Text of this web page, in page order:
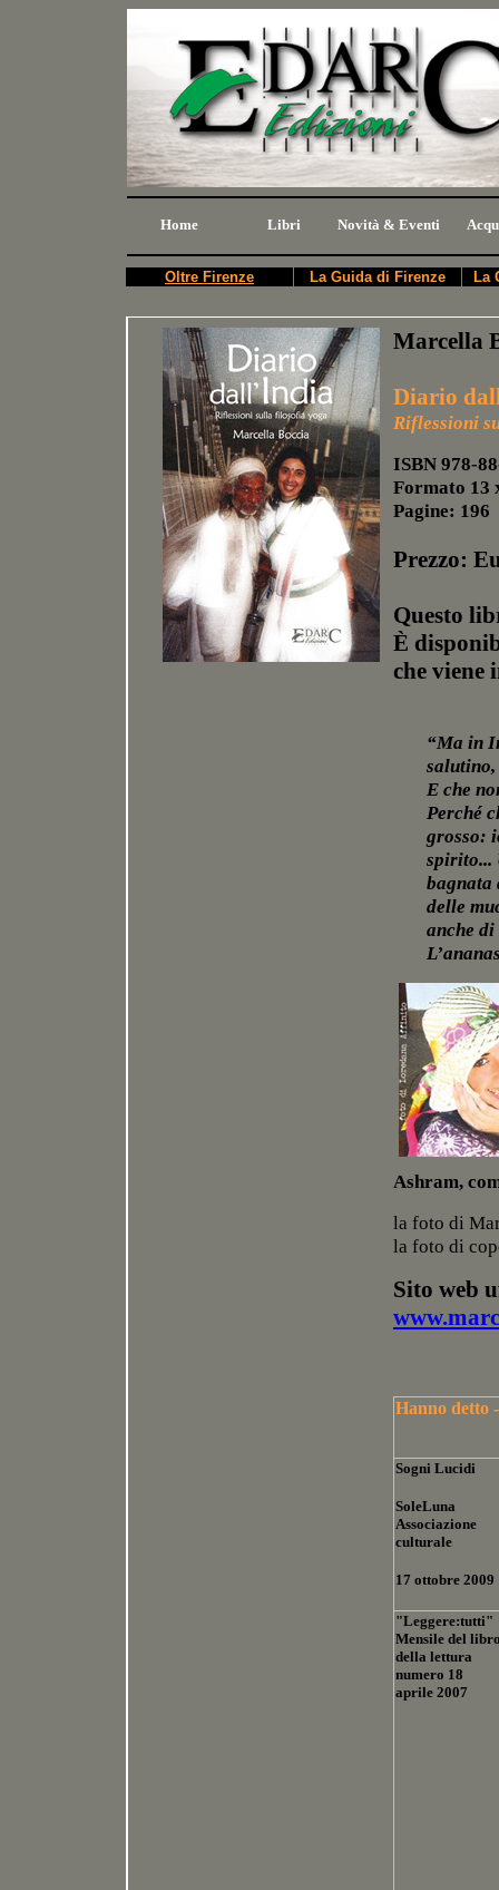
Home Libri Novità & Eventi
Oltre Firenze La Guida di Firenze La
Marcella
Diario
Riflessioni
ISBN 978-
Formato 13
Pagine: 196
Prezzo:
Questo
È
che viene
“Ma in
E che
Perché
grosso:
spirito...
bagnata
delle
anche di
Ashram,
la foto di
la foto di
Sito web
Hanno detto
Sogni Lucidi
SoleLuna
Associazione
culturale
17 ottobre 2009
"Leggere:tutti"
Mensile del
della lettura
numero 18
aprile 2007